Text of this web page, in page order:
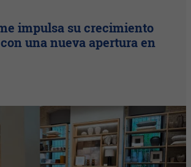
impulsa su crecimiento
una nueva apertura en